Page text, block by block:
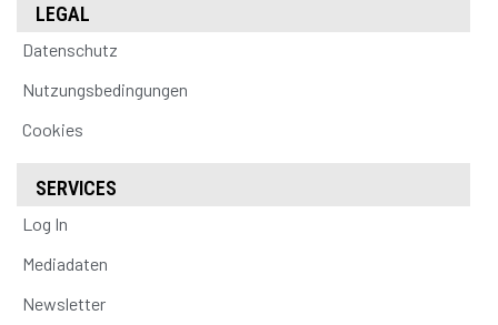
LEGAL
Datenschutz
Nutzungsbedingungen
Cookies
SERVICES
Log In
Mediadaten
Newsletter